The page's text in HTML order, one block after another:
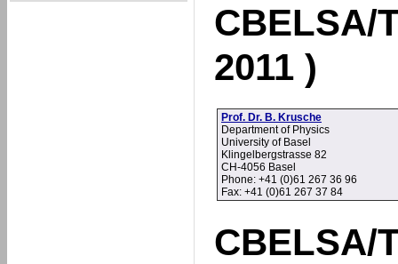
CBELSA/
2011 )
Prof. Dr. B. Krusche
Department of Physics
University of Basel
Klingelbergstrasse 82
CH-4056 Basel
Phone: +41 (0)61 267 36 96
Fax: +41 (0)61 267 37 84
CBELSA/